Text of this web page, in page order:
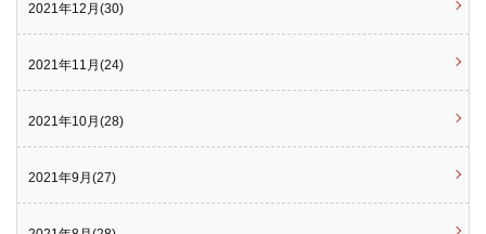
2021年12月(30)
2021年11月(24)
2021年10月(28)
2021年9月(27)